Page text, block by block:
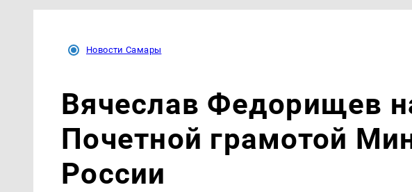
Новости Самары
Вячеслав Федорищев
Почетной грамотой
России